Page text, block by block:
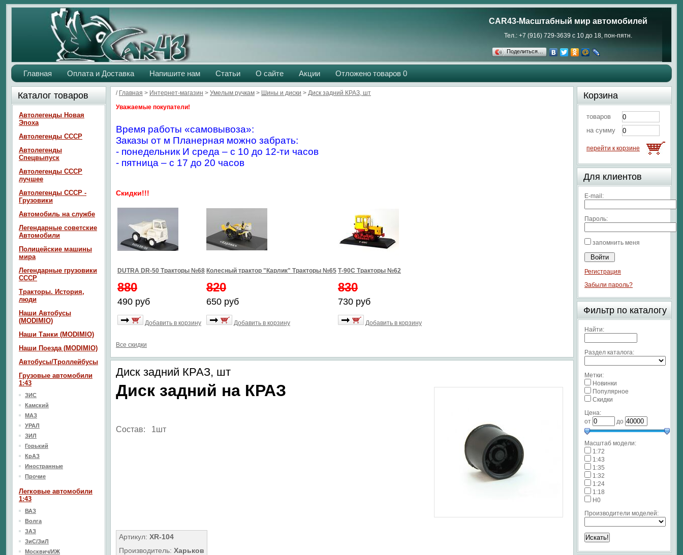
CAR43-Масштабный мир автомобилей
Тел.: +7 (916) 729-3639 с 10 до 18, пон-пятн.
Поделиться…
Главная Оплата и Доставка Напишите нам Статьи О сайте Акции Отложено товаров 0
/ Главная > Интернет-магазин > Умелым ручкам > Шины и диски > Диск задний КРАЗ, шт
Уважаемые покупатели!
Время работы «самовывоза»:
Заказы от м Планерная можно забрать:
- понедельник И среда – с 10 до 12-ти часов
- пятница – с 17 до 20 часов
Скидки!!!
DUTRA DR-50 Тракторы №68
880
490 руб
Добавить в корзину
Колесный трактор "Карлик" Тракторы №65
820
650 руб
Добавить в корзину
Т-90С Тракторы №62
830
730 руб
Добавить в корзину
Все скидки
Диск задний КРАЗ, шт
Диск задний на КРАЗ
Состав: 1шт
Артикул: XR-104
Производитель: Харьков
Каталог товаров
Автолегенды Новая
Эпоха
Автолегенды СССР
Автолегенды
Спецвыпуск
Автолегенды СССР
лучшее
Автолегенды СССР -
Грузовики
Автомобиль на службе
Легендарные советские
Автомобили
Полицейские машины
мира
Легендарные грузовики
СССР
Тракторы. История,
люди
Наши Автобусы
(MODIMIO)
Наши Танки (MODIMIO)
Наши Поезда (MODIMIO)
Автобусы/Троллейбусы
Грузовые автомобили
1:43
ЗИС
Камский
МАЗ
УРАЛ
ЗИЛ
Горький
КрАЗ
Иностранные
Прочие
Легковые автомобили
1:43
ВАЗ
Волга
ЗАЗ
ЗиС/ЗиЛ
Москвич/ИЖ
Корзина
товаров
на сумму
перейти к корзине
Для клиентов
E-mail:
Пароль:
запомнить меня
Регистрация
Забыли пароль?
Фильтр по каталогу
Найти:
Раздел каталога:
Метки:
Новинки
Популярное
Скидки
Цена:
от
до
Масштаб модели:
1:72
1:43
1:35
1:32
1:24
1:18
H0
Производители моделей: